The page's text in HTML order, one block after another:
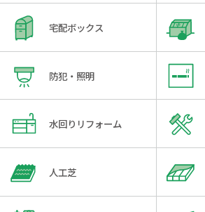
宅配ボックス
防犯・照明
水回りリフォーム
人工芝